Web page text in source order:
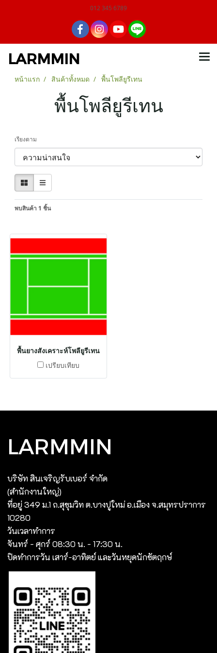
012 345 6789
LARMMIN
หน้าแรก สินค้าทั้งหมด พื้นโพลียูรีเทน
พื้นโพลียูรีเทน
เรียงตาม
พบสินค้า 1 ชิ้น
พื้นยางสังเคราะห์โพลียูรีเทน
เปรียบเทียบ
LARMMIN
บริษัท สินเจริญรับเบอร์ จํากัด
(สํานักงานใหญ่)
ที่อยู่ 349 ม.1 ถ.สุขุมวิท ต.บางปูใหม่ อ.เมือง จ.สมุทรปราการ
10280
วันเวลาทำการ
จันทร์ - ศุกร์ 08:30 น. - 17:30 น.
ปิดทำการวัน เสาร์-อาทิตย์ และวันหยุดนักขัตฤกษ์